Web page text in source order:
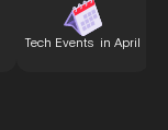
Tech Events in April